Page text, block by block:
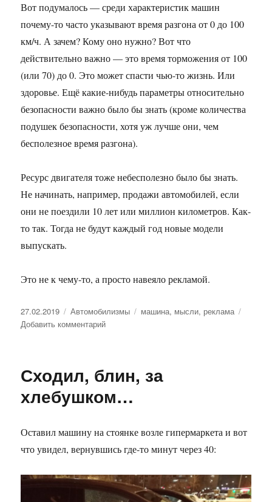
Вот подумалось — среди характеристик машин
почему-то часто указывают время разгона от 0 до 100
км/ч. А зачем? Кому оно нужно? Вот что
действительно важно — это время торможения от 100
(или 70) до 0. Это может спасти чью-то жизнь. Или
здоровье. Ещё какие-нибудь параметры относительно
безопасности важно было бы знать (кроме количества
подушек безопасности, хотя уж лучше они, чем
бесполезное время разгона).
Ресурс двигателя тоже небесполезно было бы знать.
Не начинать, например, продажи автомобилей, если
они не поездили 10 лет или миллион километров. Как-
то так. Тогда не будут каждый год новые модели
выпускать.
Это не к чему-то, а просто навеяло рекламой.
Опубликовано
27.02.2019 Рубрики
Автомобилизмы Метки
машина, мысли, реклама
Добавить комментарий
Сходил, блин, за
хлебушком…
Оставил машину на стоянке возле гипермаркета и вот
что увидел, вернувшись где-то минут через 40: